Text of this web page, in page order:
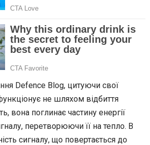
Defence Blog, цитуючи свої
не шляхом відбиття
вона поглинає частину енергії
перетворюючи її на тепло. В
сигналу, що повертається до